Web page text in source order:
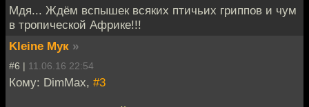
Мдя... Ждём вспышек всяких птичьих гриппов и чум
в тропической Африке!!!
Kleine Мук »
#6 | 11.06.16 22:54
Кому: DimMax, #3